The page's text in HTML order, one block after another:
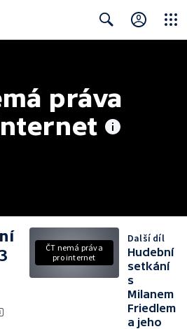
práva
ČT nemá práva
pro internet
Další díl
Hudební
setkání
s
Milanem
Friedlem
a jeho